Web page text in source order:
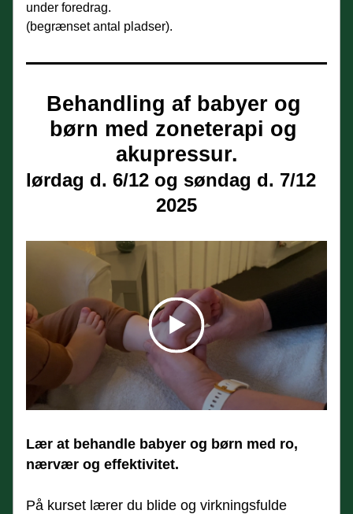
under foredrag.
(begrænset antal pladser).
Behandling af babyer og
børn med zoneterapi og
akupressur.
lørdag d. 6/12 og søndag d. 7/12
2025
Lær at behandle babyer og børn med ro,
nærvær og effektivitet.
På kurset lærer du blide og virkningsfulde